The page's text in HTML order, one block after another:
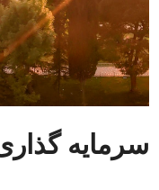
سرمایه